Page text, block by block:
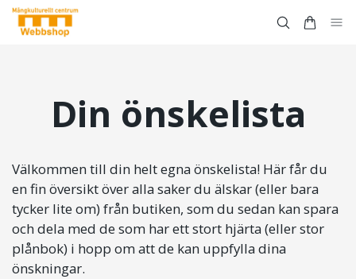
Din önskelista
Välkommen till din helt egna önskelista! Här får du
en fin översikt över alla saker du älskar (eller bara
tycker lite om) från butiken, som du sedan kan spara
och dela med de som har ett stort hjärta (eller stor
plånbok) i hopp om att de kan uppfylla dina
önskningar.